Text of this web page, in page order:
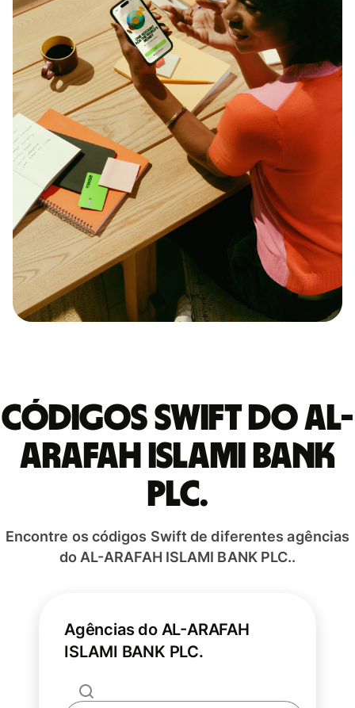
Códigos Swift do AL-
ARAFAH ISLAMI BANK
PLC.
Encontre os códigos Swift de diferentes agências
do AL-ARAFAH ISLAMI BANK PLC..
Agências do AL-ARAFAH
ISLAMI BANK PLC.